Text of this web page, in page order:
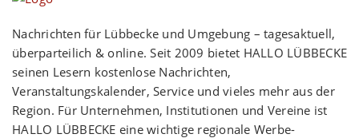
Nachrichten für Lübbecke und Umgebung – tagesaktuell,
überparteilich & online. Seit 2009 bietet HALLO LÜBBECKE
seinen Lesern kostenlose Nachrichten,
Veranstaltungskalender, Service und vieles mehr aus der
Region. Für Unternehmen, Institutionen und Vereine ist
HALLO LÜBBECKE eine wichtige regionale Werbe-